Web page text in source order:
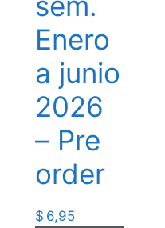
Enero
a junio
2026
– Pre
order
$ 6,95